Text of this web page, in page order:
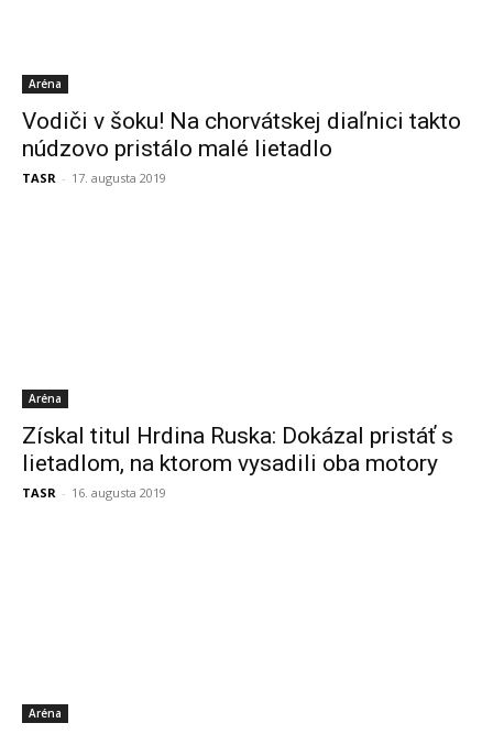
Aréna
Vodiči v šoku! Na chorvátskej diaľnici takto
núdzovo pristálo malé lietadlo
TASR - 17. augusta 2019
Aréna
Získal titul Hrdina Ruska: Dokázal pristáť s
lietadlom, na ktorom vysadili oba motory
TASR - 16. augusta 2019
Aréna